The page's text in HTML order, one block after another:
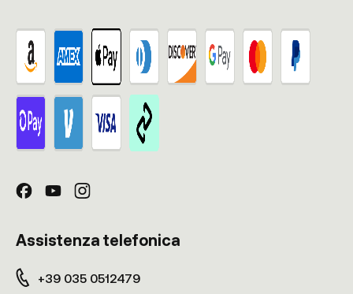
Assistenza telefonica
+39 035 0512479